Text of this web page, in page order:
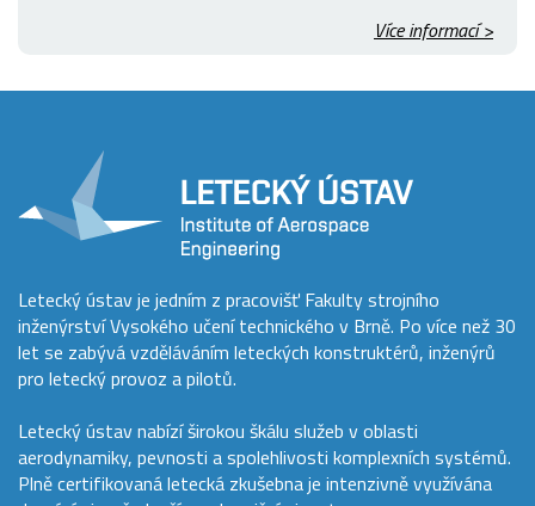
Více informací >
Letecký ústav je jedním z pracovišť Fakulty strojního
inženýrství Vysokého učení technického v Brně. Po více než 30
let se zabývá vzděláváním leteckých konstruktérů, inženýrů
pro letecký provoz a pilotů.
Letecký ústav nabízí širokou škálu služeb v oblasti
aerodynamiky, pevnosti a spolehlivosti komplexních systémů.
Plně certifikovaná letecká zkušebna je intenzivně využívána